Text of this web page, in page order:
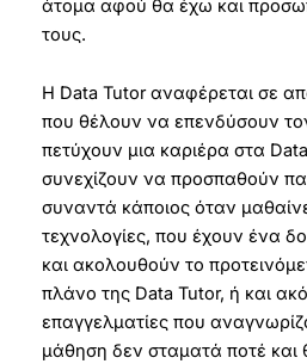
άτομα αφού θα έχω και
τους.
Η Data Tutor αναφέρεται σε
που θέλουν να επενδύσουν
πετύχουν μια καριέρα στα
συνεχίζουν να προσπαθούν
συναντά κάποιος όταν
τεχνολογίες, που έχουν ένα
και ακολουθούν το
πλάνο της Data Tutor, ή και
επαγγελματίες που
μάθηση δεν σταματά ποτέ και